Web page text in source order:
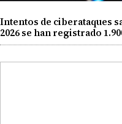
Intentos de ciberataques
2026 se han registrado